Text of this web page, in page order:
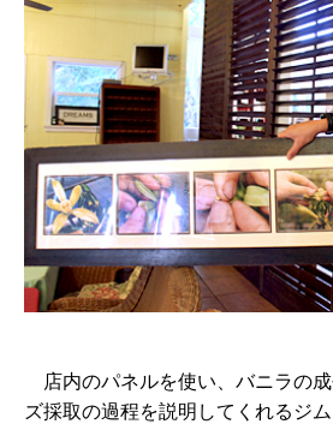
店内のパネルを使い、バニラの
ズ採取の過程を説明してくれるジ